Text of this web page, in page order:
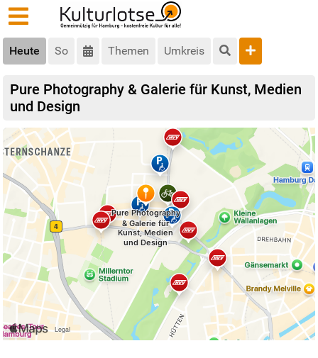
Heute So Themen Umkreis
Pure Photography & Galerie für Kunst, Medien
und Design